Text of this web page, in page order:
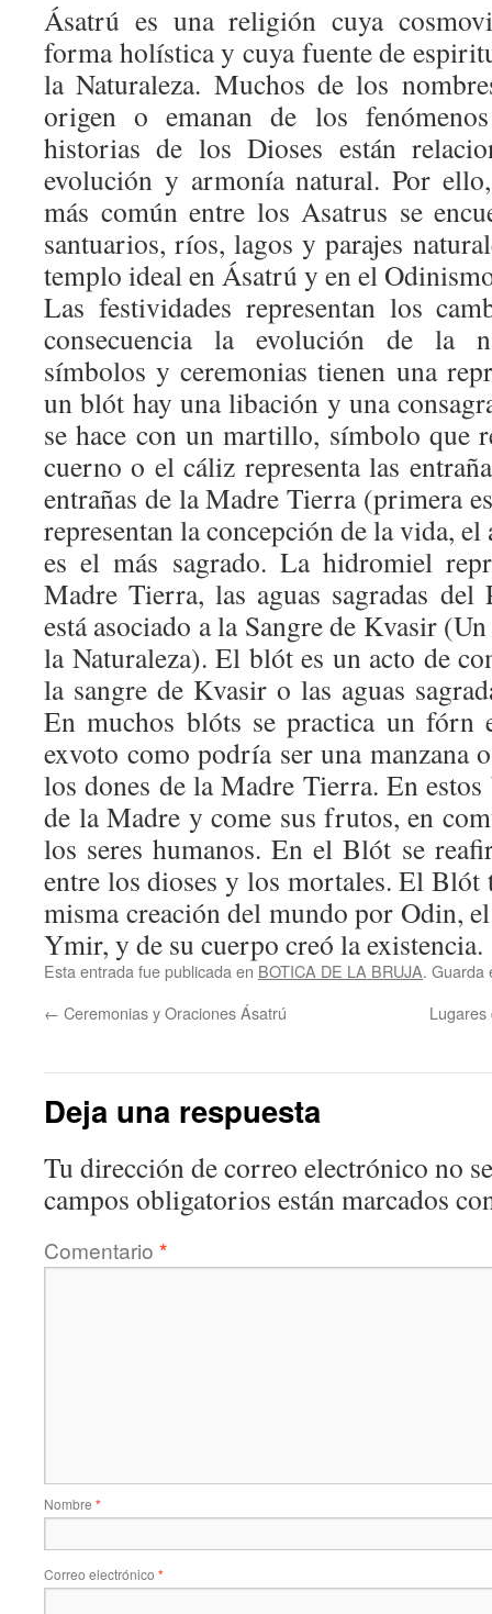
Ásatrú es una religión cuya
forma holística y cuya fuente de
la Naturaleza. Muchos de los
origen o emanan de los
historias de los Dioses están
evolución y armonía natural. Por
más común entre los Asatrus se
santuarios, ríos, lagos y parajes
templo ideal en Ásatrú y en el
Las festividades representan los
consecuencia la evolución de la
símbolos y ceremonias tienen una
un blót hay una libación y una
se hace con un martillo, símbolo que
cuerno o el cáliz representa las
entrañas de la Madre Tierra (primera
representan la concepción de la vida,
es el más sagrado. La hidromiel
Madre Tierra, las aguas sagradas del
está asociado a la Sangre de Kvasir
la Naturaleza). El blót es un acto de
la sangre de Kvasir o las aguas
En muchos blóts se practica un fórn
exvoto como podría ser una manzana
los dones de la Madre Tierra. En estos
de la Madre y come sus frutos, en
los seres humanos. En el Blót se
entre los dioses y los mortales. El Blót
misma creación del mundo por Odin,
Ymir, y de su cuerpo creó la existencia.
Esta entrada fue publicada en BOTICA DE LA BRUJA. Guarda
← Ceremonias y Oraciones Ásatrú
Deja una respuesta
Tu dirección de correo electrónico no
campos obligatorios están marcados
Comentario *
Nombre *
Correo electrónico *